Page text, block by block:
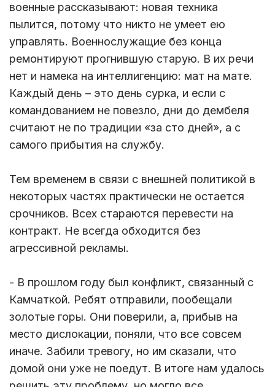
военные рассказывают: новая техника
пылится, потому что никто не умеет ею
управлять. Военнослужащие без конца
ремонтируют прогнившую старую. В их речи
нет и намека на интеллигенцию: мат на мате.
Каждый день – это день сурка, и если с
командованием не повезло, дни до дембеля
считают не по традиции «за сто дней», а с
самого прибытия на службу.
Тем временем в связи с внешней политикой в
некоторых частях практически не остается
срочников. Всех стараются перевести на
контракт. Не всегда обходится без
агрессивной рекламы.
- В прошлом году был конфликт, связанный с
Камчаткой. Ребят отправили, пообещали
золотые горы. Они поверили, а, прибыв на
место дислокации, поняли, что все совсем
иначе. Забили тревогу, но им сказали, что
домой они уже не поедут. В итоге нам удалось